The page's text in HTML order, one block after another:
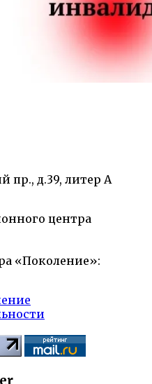
пр., д.39, литер А
центра
«Поколение»: